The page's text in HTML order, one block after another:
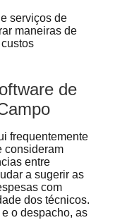
serviços de
maneiras de
de
frequentemente
consideram
entre
a sugerir as
com
dos técnicos.
o despacho, as